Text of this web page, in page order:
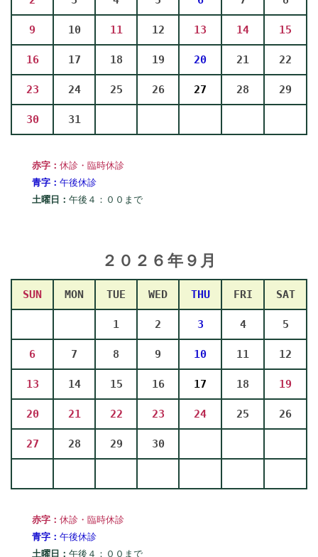
9 10 11 12 13 14 15
16 17 18 19 20 21 22
23 24 25 26 27 28 29
30 31
赤字： 休診・臨時休診
青字： 午後休診
土曜日： 午後４：００まで
２０２６年９ 月
SUN MON TUE WED THU FRI SAT
1 2 3 4 5
6 7 8 9 10 11 12
13 14 15 16 17 18 19
20 21 22 23 24 25 26
27 28 29 30
赤字： 休診・臨時休診
青字： 午後休診
土曜日： 午後４：００まで